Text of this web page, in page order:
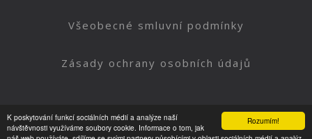
Rozumím!
K poskytování funkcí sociálních médií a analýze naší
návštěvnosti využíváme soubory cookie. Informace o tom, jak
Všeobecné smluvní podmínky
Zásady ochrany osobních údajů
Nahoru